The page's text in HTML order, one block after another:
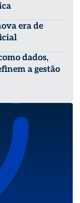
era de
dados,
a gestão